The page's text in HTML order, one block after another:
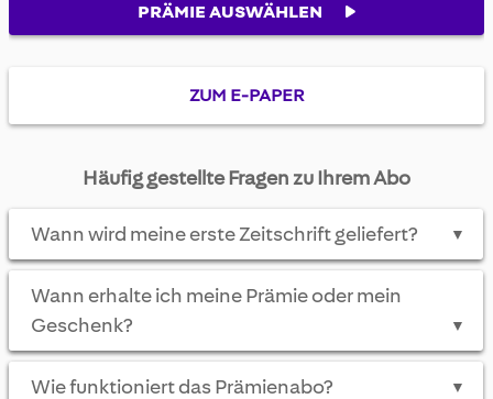
PRÄMIE AUSWÄHLEN
ZUM E-PAPER
Häufig gestellte Fragen zu Ihrem Abo
Wann wird meine erste Zeitschrift geliefert? ▼
Wann erhalte ich meine Prämie oder mein
Geschenk?
▼
Wie funktioniert das Prämienabo? ▼